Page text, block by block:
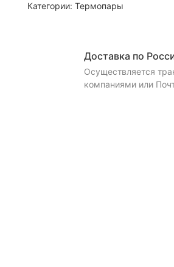
Категории: Термопары
Доставка по
Осуществляется
компаниями или